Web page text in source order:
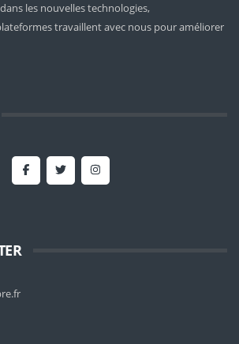
les nouvelles technologies,
travaillent avec nous pour améliorer